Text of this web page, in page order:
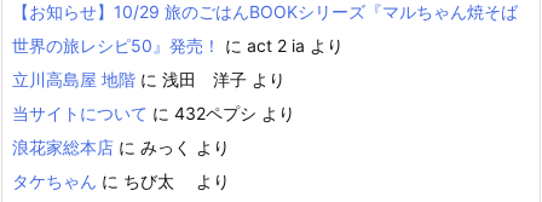
【お知らせ】10/29 旅のごはんBOOKシリーズ『マルちゃん焼そば
世界の旅レシピ50』発売！
に act 2 ia より
立川高島屋 地階 に 浅田 洋子 より
当サイトについて に 432ペプシ より
浪花家総本店 に みっく
より
タケちゃん に ちび太
より